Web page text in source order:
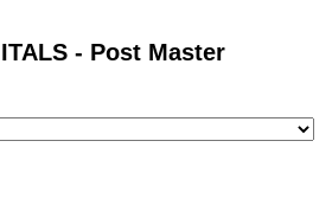
ITALS - Post Master